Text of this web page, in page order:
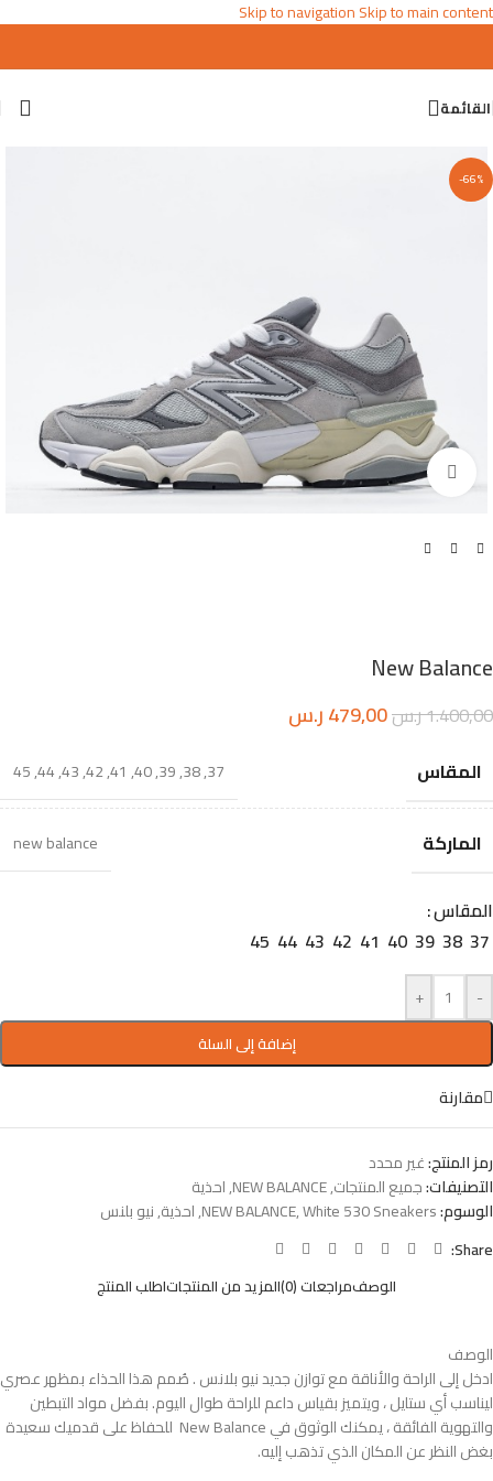
Skip to navigationSkip to main content
القائمة
-66%
اضغط للتكبير
New Balance
1.400,00ر.س479,00ر.س
المقاس 37
,
38
,
39
,
40
,
41
,
42
,
43
,
44
,
45
الماركة new balance
المقاس
37
38
39
40
41
42
43
44
45
-
+
إضافة إلى السلة
مقارنة
رمز المنتج:غير محدد
التصنيفات:جميع المنتجات,
NEW BALANCE
,احذية
الوسوم:
NEW BALANCE,White 530 Sneakers
,احذية,نيو بلنس
Share:
الوصفمراجعات (0) المزيد من المنتجاتاطلب المنتج
الوصف
ادخل إلى الراحة والأناقة مع توازن جديد نيو بلانس . صُمم هذا الحذاء بمظهر عصري
ليناسب أي ستايل ، ويتميز بقياس داعم للراحة طوال اليوم. بفضل مواد التبطين
والتهوية الفائقة ، يمكنك الوثوق في New Balance للحفاظ على قدميك سعيدة
بغض النظر عن المكان الذي تذهب إليه.